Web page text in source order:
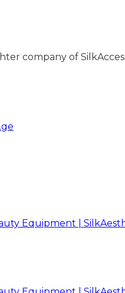
company of